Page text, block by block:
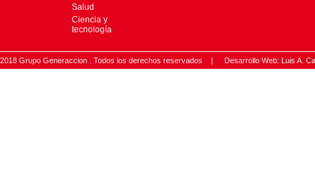
Salud
Ciencia y
tecnología
2018 Grupo Generaccion . Todos los derechos reservados | Desarrollo Web: Luis